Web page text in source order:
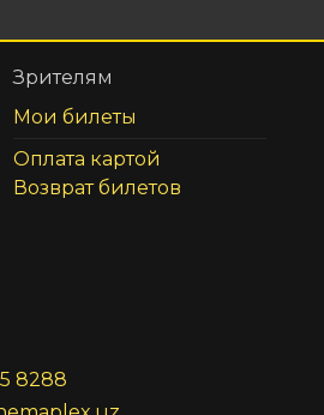
Зрителям
Мои билеты
Оплата картой
Возврат билетов
8288